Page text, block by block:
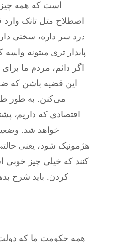
است که همه
اصطلاح مثل تانک وارد
درد سر داره، سختی
پایدار تری میتونه
اگر دائم، مردم ما
این قضیه باشن که
می‌کنن. به طور
اقتصادی که داریم،
خواهد شد.
هژمونیک شود، یعنی‌
کنند که خیلی‌ چیز
کردن. باید شرح
همه حکومت ما که